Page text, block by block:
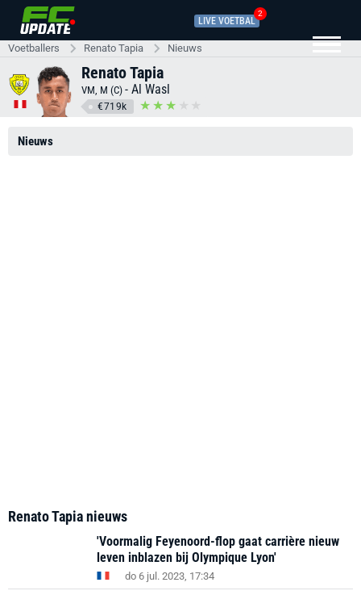
LIVE VOETBAL
2
Voetballers Renato Tapia Nieuws
Renato Tapia
VM, M (C) - Al Wasl
€719k
Nieuws
Renato Tapia nieuws
'Voormalig Feyenoord-flop gaat carrière nieuw
leven inblazen bij Olympique Lyon'
do 6 jul. 2023, 17:34